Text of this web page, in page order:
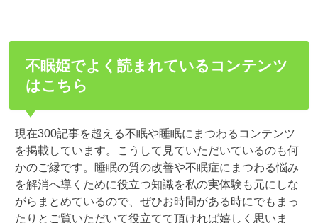
不眠姫でよく読まれているコンテンツ
はこちら
現在300記事を超える不眠や睡眠にまつわるコンテンツ
を掲載しています。こうして見ていただいているのも何
かのご縁です。睡眠の質の改善や不眠症にまつわる悩み
を解消へ導くために役立つ知識を私の実体験も元にしな
がらまとめているので、ぜひお時間がある時にでもまっ
たりとご覧いただいて役立てて頂ければ嬉しく思いま